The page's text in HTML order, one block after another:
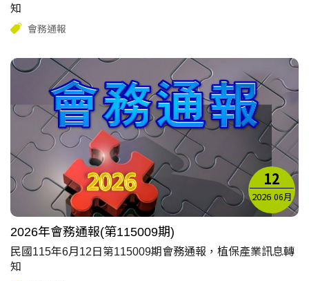
知
會務通報
12
2026 06月
2026年會務通報(第115009期)
民國115年6月12日第115009期會務通報，植保產業訊息轉
知